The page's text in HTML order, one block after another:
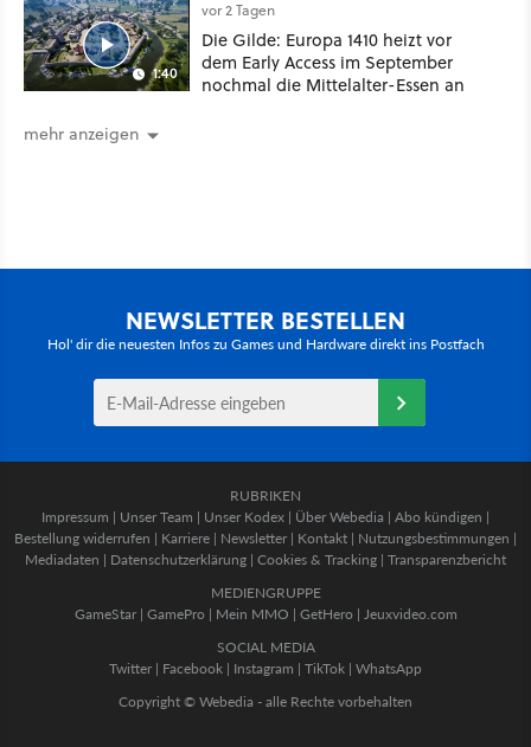
1:40
vor 2 Tagen
Die Gilde: Europa 1410 heizt vor
dem Early Access im September
nochmal die Mittelalter-Essen an
mehr anzeigen
NEWSLETTER BESTELLEN
Hol' dir die neuesten Infos zu Games und Hardware direkt ins Postfach
RUBRIKEN
Impressum | Unser Team | Unser Kodex | Über Webedia | Abo kündigen |
Bestellung widerrufen | Karriere | Newsletter | Kontakt | Nutzungsbestimmungen |
Mediadaten | Datenschutzerklärung | Cookies & Tracking | Transparenzbericht
MEDIENGRUPPE
GameStar| GamePro | Mein MMO | GetHero | Jeuxvideo.com
SOCIAL MEDIA
Twitter | Facebook | Instagram | TikTok | WhatsApp
Copyright © Webedia - alle Rechte vorbehalten